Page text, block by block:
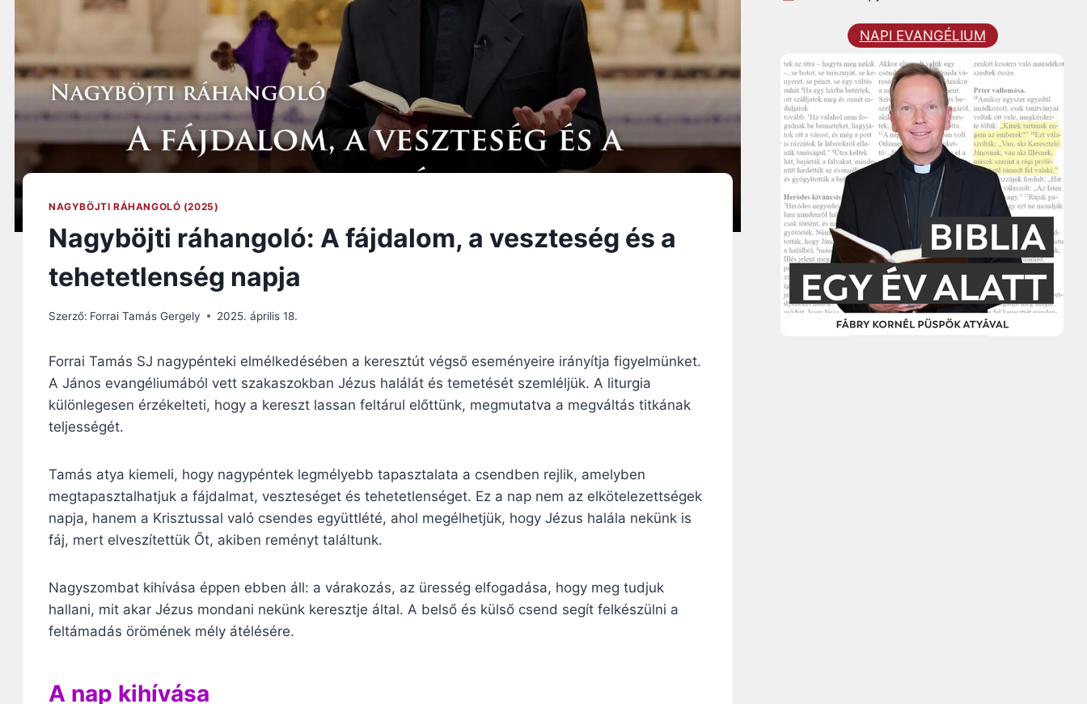
NAGYBÖJTI RÁHANGOLÓ (2025)
Nagyböjti ráhangoló: A fájdalom, a veszteség és a
tehetetlenség napja
Szerző: Forrai Tamás Gergely 2025. április 18.
Forrai Tamás SJ nagypénteki elmélkedésében a keresztút végső eseményeire irányítja figyelmünket.
A János evangéliumából vett szakaszokban Jézus halálát és temetését szemléljük. A liturgia
különlegesen érzékelteti, hogy a kereszt lassan feltárul előttünk, megmutatva a megváltás titkának
teljességét.
Tamás atya kiemeli, hogy nagypéntek legmélyebb tapasztalata a csendben rejlik, amelyben
megtapasztalhatjuk a fájdalmat, veszteséget és tehetetlenséget. Ez a nap nem az elkötelezettségek
napja, hanem a Krisztussal való csendes együttlété, ahol megélhetjük, hogy Jézus halála nekünk is
fáj, mert elveszítettük Őt, akiben reményt találtunk.
Nagyszombat kihívása éppen ebben áll: a várakozás, az üresség elfogadása, hogy meg tudjuk
hallani, mit akar Jézus mondani nekünk keresztje által. A belső és külső csend segít felkészülni a
feltámadás örömének mély átélésére.
A nap kihívása
NAPI EVANGÉLIUM